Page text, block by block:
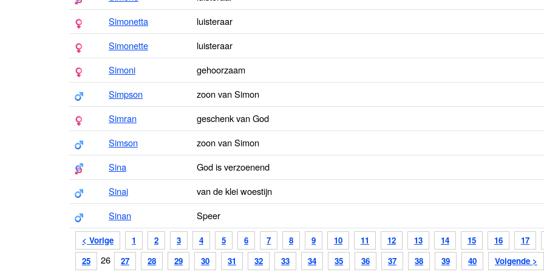
< Vorige 1 2 3 4 5 6 7 8 9 10 11 12 13 14 15 16 17
25
26 27 28 29 30 31 32 33 34 35 36 37 38 39 40 Volgende >
Simonetta
luisteraar
Simonette
luisteraar
Simoni
gehoorzaam
Simpson
zoon van Simon
Simran
geschenk van God
Simson
zoon van Simon
Sina
God is verzoenend
Sinai
van de klei woestijn
Sinan
Speer